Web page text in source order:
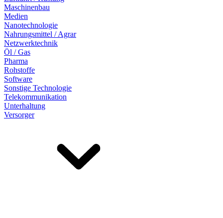
Maschinenbau
Medien
Nanotechnologie
Nahrungsmittel / Agrar
Netzwerktechnik
Öl / Gas
Pharma
Rohstoffe
Software
Sonstige Technologie
Telekommunikation
Unterhaltung
Versorger